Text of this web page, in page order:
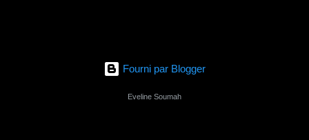
Fourni par Blogger
Eveline Soumah